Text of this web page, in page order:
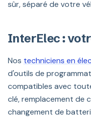
sûr, séparé de votre
InterElec :
Nos techniciens en
d'outils de
compatibles avec
clé, remplacement de
changement de